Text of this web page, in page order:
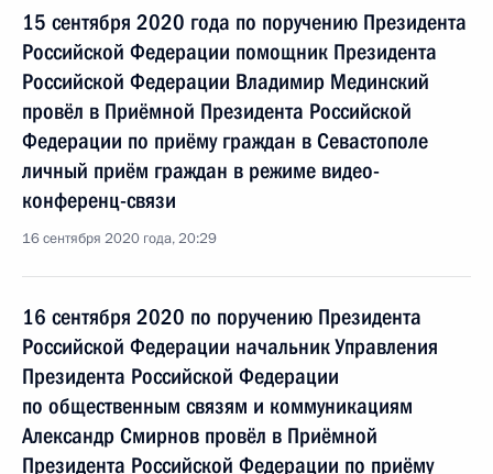
15 сентября 2020 года по поручению Президента
Российской Федерации помощник Президента
Российской Федерации Владимир Мединский
провёл в Приёмной Президента Российской
Федерации по приёму граждан в Севастополе
личный приём граждан в режиме видео-
конференц-связи
16 сентября 2020 года, 20:29
16 сентября 2020 по поручению Президента
Российской Федерации начальник Управления
Президента Российской Федерации
по общественным связям и коммуникациям
Александр Смирнов провёл в Приёмной
Президента Российской Федерации по приёму